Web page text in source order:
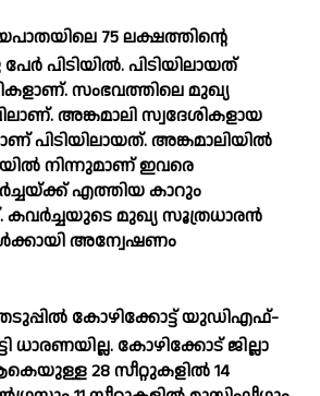
75 ലക്ഷത്തിന്റെ
പിടിയില്‍. പിടിയിലായത്
സംഭവത്തിലെ മുഖ്യ
അങ്കമാലി സ്വദേശികളായ
പിടിയിലായത്. അങ്കമാലിയില്‍
നിന്നുമാണ് ഇവരെ
എത്തിയ കാറും
കവര്‍ച്ചയുടെ മുഖ്യ സൂത്രധാരന്‍
അന്വേഷണം
കോഴിക്കോട്ട് യുഡിഎഫ്-
ധാരണയില്ല. കോഴിക്കോട് ജില്ലാ
28 സീറ്റുകളില്‍ 14